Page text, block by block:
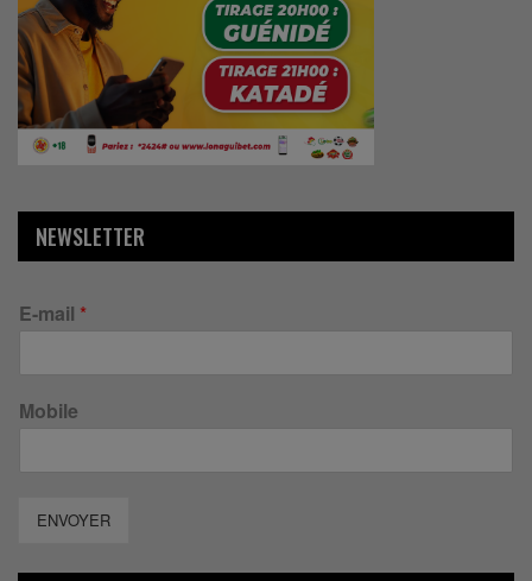
NEWSLETTER
E-mail *
Mobile
ENVOYER